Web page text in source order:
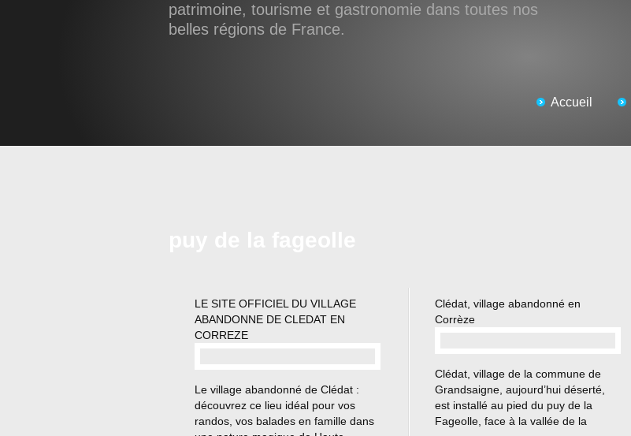
patrimoine, tourisme et gastronomie dans toutes nos
belles régions de France.
Accueil
LE SITE OFFICIEL DU VILLAGE
ABANDONNE DE CLEDAT EN
CORREZE
Le village abandonné de Clédat :
découvrez ce lieu idéal pour vos
randos, vos balades en famille dans
Clédat, village abandonné en
Corrèze
Clédat, village de la commune de
Grandsaigne, aujourd’hui déserté,
est installé au pied du puy de la
Fageolle, face à la vallée de la